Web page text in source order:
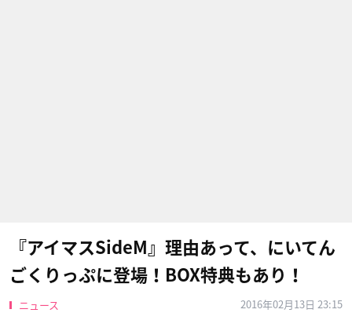
『アイマスSideM』理由あって、にいてん
ごくりっぷに登場！BOX特典もあり！
ニュース 2016年02月13日 23:15